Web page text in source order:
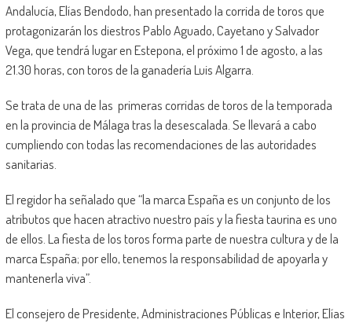
Andalucía, Elías Bendodo, han presentado la corrida de toros que
protagonizarán los diestros Pablo Aguado, Cayetano y Salvador
Vega, que tendrá lugar en Estepona, el próximo 1 de agosto, a las
21.30 horas, con toros de la ganadería Luis Algarra.
Se trata de una de las primeras corridas de toros de la temporada
en la provincia de Málaga tras la desescalada. Se llevará a cabo
cumpliendo con todas las recomendaciones de las autoridades
sanitarias.
El regidor ha señalado que “la marca España es un conjunto de los
atributos que hacen atractivo nuestro país y la fiesta taurina es uno
de ellos. La fiesta de los toros forma parte de nuestra cultura y de la
marca España; por ello, tenemos la responsabilidad de apoyarla y
mantenerla viva”.
El consejero de Presidente, Administraciones Públicas e Interior, Elías